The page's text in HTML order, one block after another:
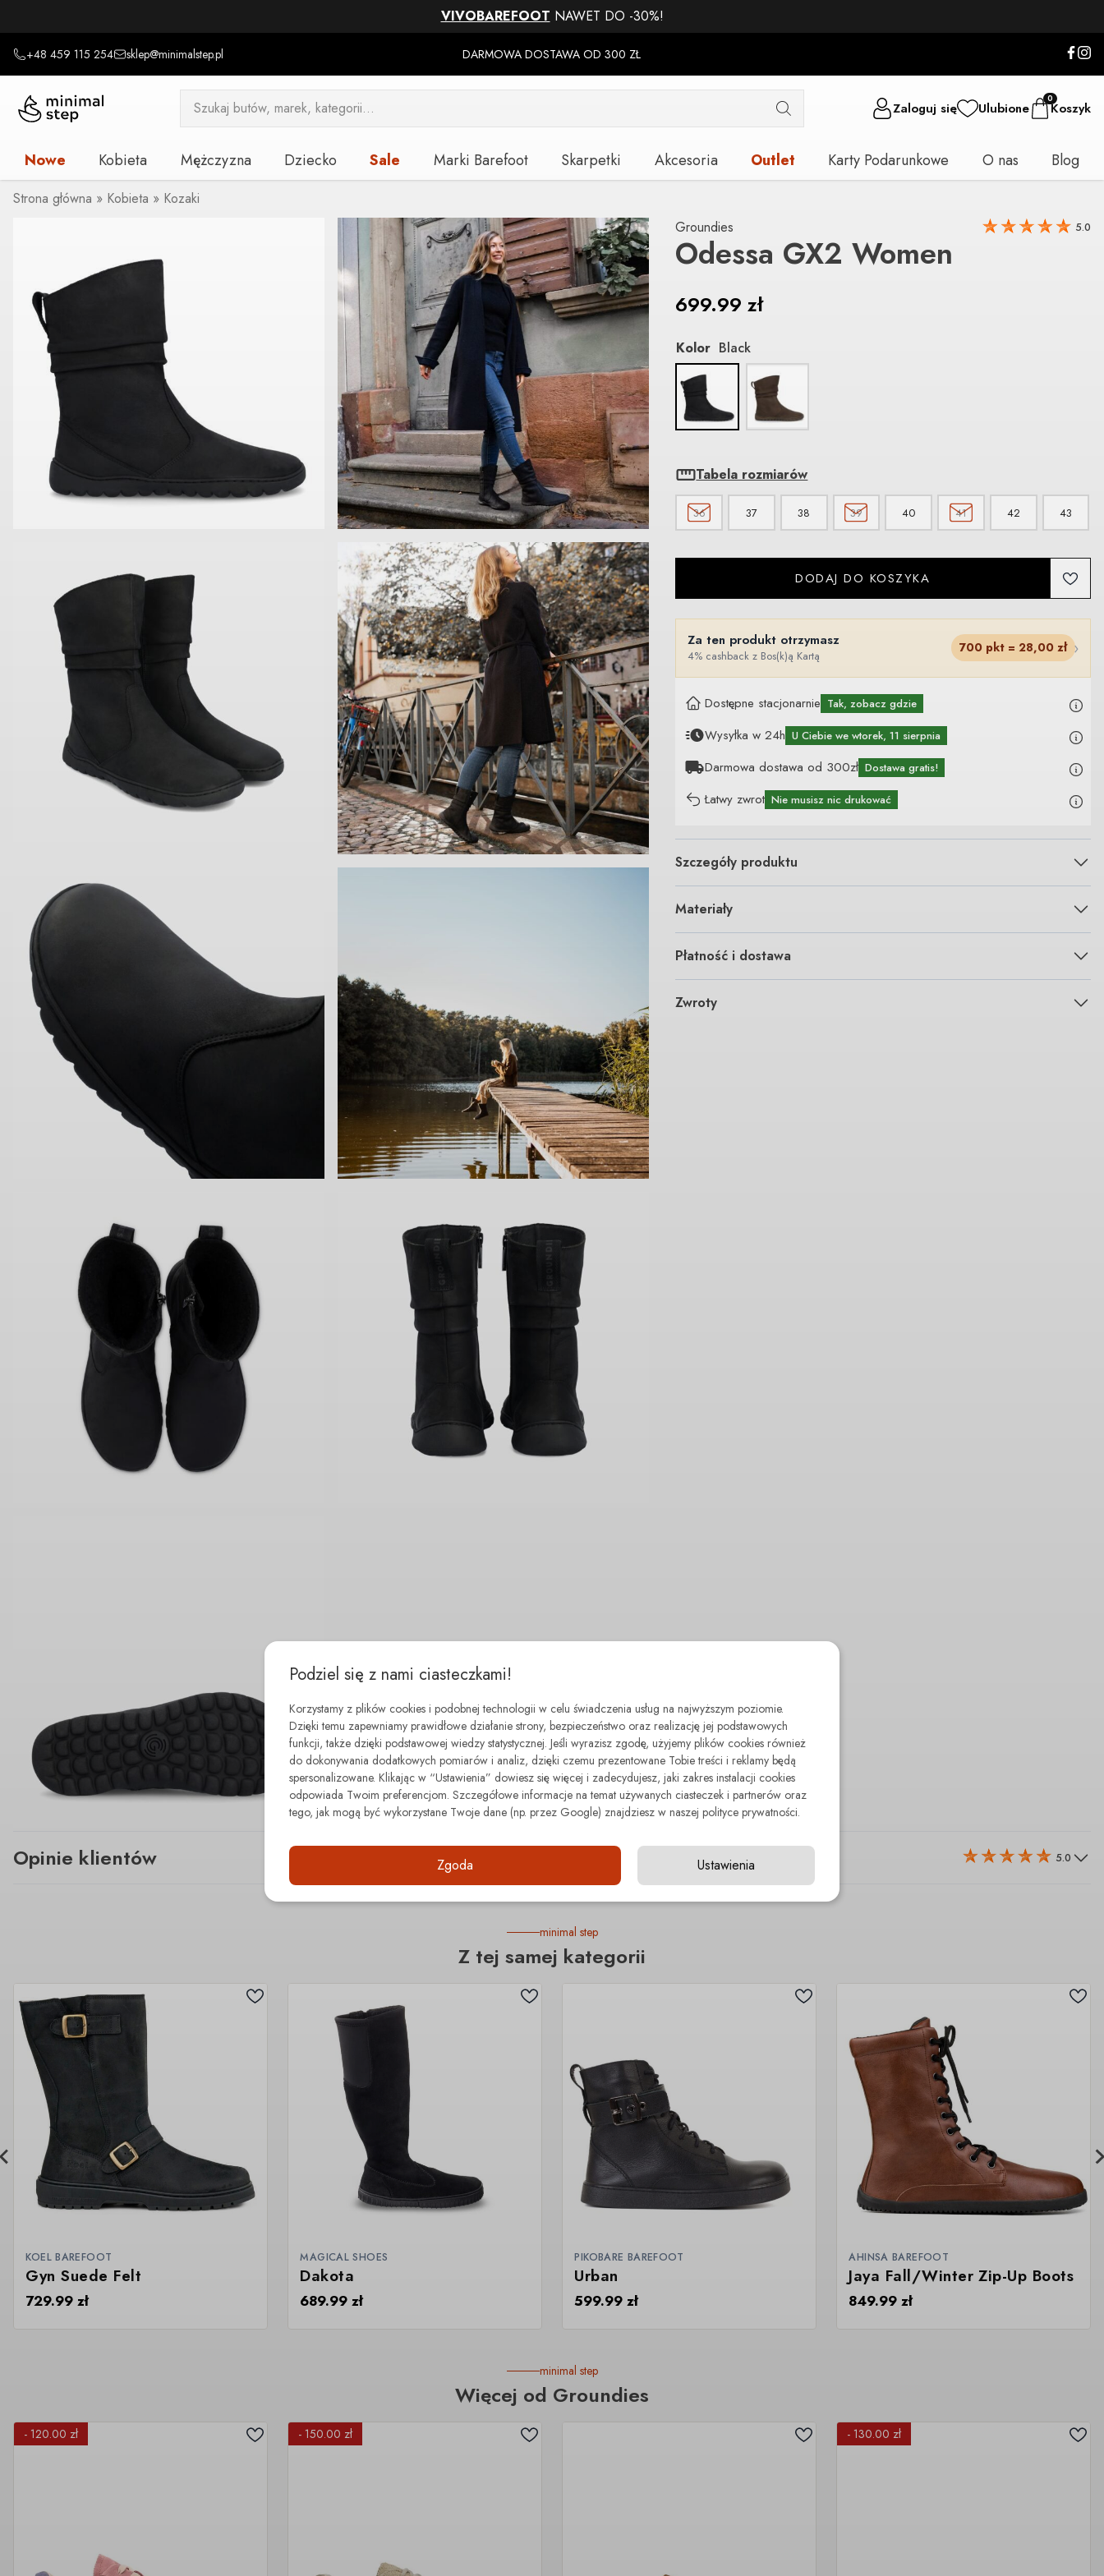
VIVOBAREFOOT NAWET DO -30%!
+48 459 115 254 sklep@minimalstep.pl DARMOWA DOSTAWA OD 300 ZŁ
Wyszukiwarka
produktów Zaloguj się Ulubione
0
Koszyk
Nowe Kobieta Mężczyzna Dziecko Sale Marki Barefoot Skarpetki Akcesoria Outlet Karty Podarunkowe O nas Blog
Strona główna » Kobieta » Kozaki
Groundies
5.0
Odessa GX2 Women
699.99zł
Kolor Black
Tabela rozmiarów
36 37 38 39 40 41 42 43
DODAJ DO KOSZYKA
Za ten produkt otrzymasz
4% cashback z Bos(k)ą Kartą
700 pkt = 28,00 zł ›
Dostępne stacjonarnie Tak, zobacz gdzie
Wysyłka w 24h U Ciebiewe wtorek, 11 sierpnia
Darmowa dostawa od 300zł Dostawa gratis!
Łatwy zwrot Nie musisz nic drukować
Szczegóły produktu
Materiały
Płatność i dostawa
Zwroty
Opinie klientów 5.0
minimal step
Z tej samej kategorii
KOEL BAREFOOT
Gyn Suede Felt
729.99zł
MAGICAL SHOES
Dakota
689.99zł
PIKOBARE BAREFOOT
Urban
599.99zł
AHINSA BAREFOOT
Jaya Fall/Winter Zip-Up Boots
849.99zł
minimal step
Więcej od Groundies
- 120.00 zł - 150.00 zł - 130.00 zł
Podziel się z nami ciasteczkami!
Korzystamy z plików cookies i podobnej technologii w celu świadczenia usług na najwyższym poziomie.
Dzięki temu zapewniamy prawidłowe działanie strony, bezpieczeństwo oraz realizację jej podstawowych
funkcji, także dzięki podstawowej wiedzy statystycznej. Jeśli wyrazisz zgodę, użyjemy plików cookies również
do dokonywania dodatkowych pomiarów i analiz, dzięki czemu prezentowane Tobie treści i reklamy będą
spersonalizowane. Klikając w “Ustawienia” dowiesz się więcej i zadecydujesz, jaki zakres instalacji cookies
odpowiada Twoim preferencjom. Szczegółowe informacje na temat używanych ciasteczek i partnerów oraz
tego, jak mogą być wykorzystane Twoje dane (np. przez Google) znajdziesz w naszej polityce prywatności.
Zgoda Ustawienia